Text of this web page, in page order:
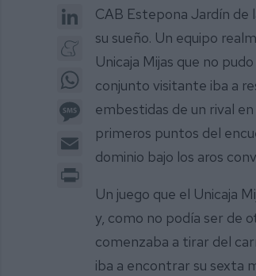
LinkedIn
Meneame
WhatsApp
Message
Email
CAB Estepona Jardín de
su sueño. Un equipo
Unicaja Mijas que no
conjunto visitante iba a
embestidas de un rival
primeros puntos del
dominio bajo los aros
Un juego que el Unicaja
y, como no podía ser de
comenzaba a tirar del
iba a encontrar su sexta